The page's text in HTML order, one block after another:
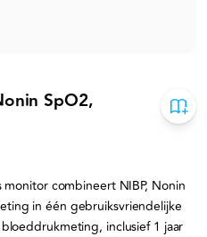
SpO2,
combineert NIBP, Nonin
in één gebruiksvriendelijke
inclusief 1 jaar